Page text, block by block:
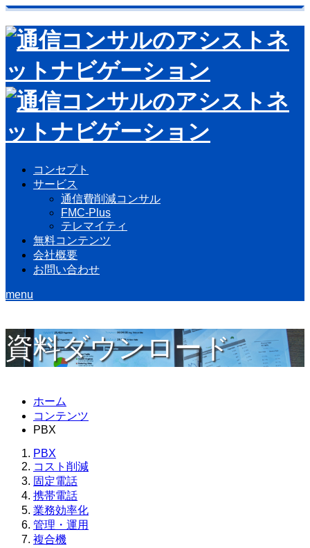
コンセプト
サービス
通信費削減コンサル
FMC-Plus
テレマイティ
無料コンテンツ
会社概要
お問い合わせ
menu
資料ダウンロード
ホーム
コンテンツ
PBX
PBX
コスト削減
固定電話
携帯電話
業務効率化
管理・運用
複合機